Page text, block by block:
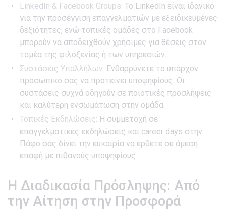
LinkedIn & Facebook Groups: Το LinkedIn είναι ιδανικό
για την προσέγγιση επαγγελματιών με εξειδικευμένες
δεξιότητες, ενώ τοπικές ομάδες στο Facebook
μπορούν να αποδειχθούν χρήσιμες για θέσεις στον
τομέα της φιλοξενίας ή των υπηρεσιών.
Συστάσεις Υπαλλήλων: Ενθαρρύνετε το υπάρχον
προσωπικό σας να προτείνει υποψηφίους. Οι
συστάσεις συχνά οδηγούν σε ποιοτικές προσλήψεις
και καλύτερη ενσωμάτωση στην ομάδα.
Τοπικές Εκδηλώσεις: Η συμμετοχή σε
επαγγελματικές εκδηλώσεις και career days στην
Πάφο σάς δίνει την ευκαιρία να έρθετε σε άμεση
επαφή με πιθανούς υποψηφίους.
Η Διαδικασία Πρόσληψης: Από
την Αίτηση στην Προσφορά